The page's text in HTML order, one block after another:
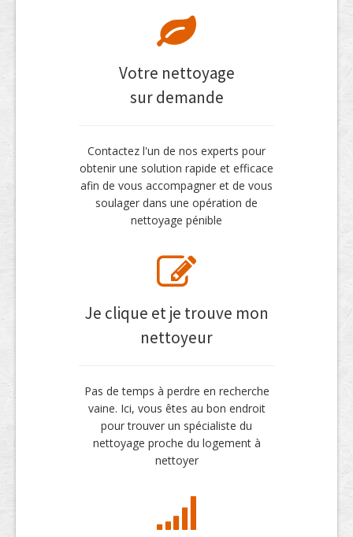
Votre nettoyage
sur demande
Contactez l'un de nos experts pour
obtenir une solution rapide et efficace
afin de vous accompagner et de vous
soulager dans une opération de
nettoyage pénible
Je clique et je trouve mon
nettoyeur
Pas de temps à perdre en recherche
vaine. Ici, vous êtes au bon endroit
pour trouver un spécialiste du
nettoyage proche du logement à
nettoyer